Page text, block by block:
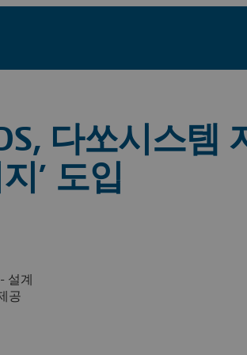
다쏘시스템
’ 도입
설계
공